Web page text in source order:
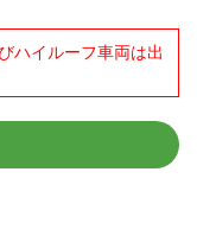
ハイルーフ車両は出